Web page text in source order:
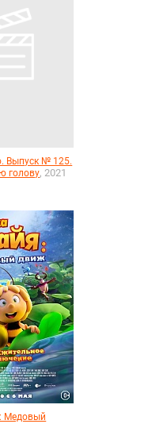
Выпуск № 125.
голову, 2021
Медовый